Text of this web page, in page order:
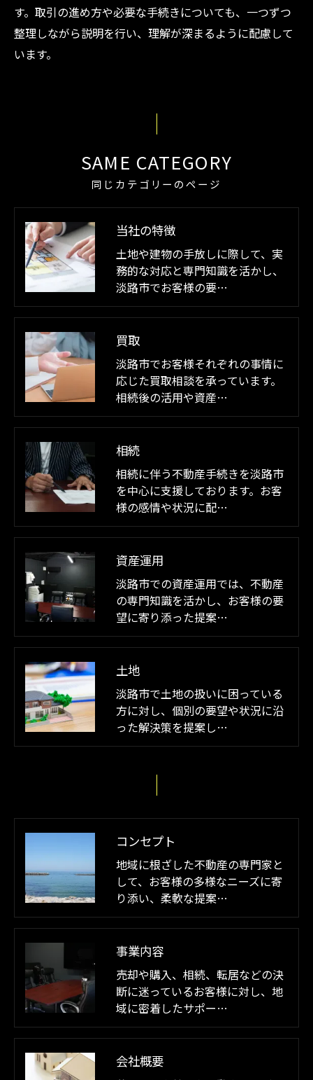
す。取引の進め方や必要な手続きについても、一つずつ
整理しながら説明を行い、理解が深まるように配慮して
います。
同じカテゴリーのページ
SAME CATEGORY
当社の特徴
土地や建物の手放しに際して、実
務的な対応と専門知識を活かし、
淡路市でお客様の要…
買取
淡路市でお客様それぞれの事情に
応じた買取相談を承っています。
相続後の活用や資産…
相続
相続に伴う不動産手続きを淡路市
を中心に支援しております。お客
様の感情や状況に配…
資産運用
淡路市での資産運用では、不動産
の専門知識を活かし、お客様の要
望に寄り添った提案…
土地
淡路市で土地の扱いに困っている
方に対し、個別の要望や状況に沿
った解決策を提案し…
コンセプト
地域に根ざした不動産の専門家と
して、お客様の多様なニーズに寄
り添い、柔軟な提案…
事業内容
売却や購入、相続、転居などの決
断に迷っているお客様に対し、地
域に密着したサポー…
会社概要